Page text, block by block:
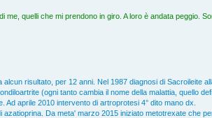
quelli che mi prendono in giro. A loro è andata peggio.
risultato, per 12 anni. Nel 1987 diagnosi di Sacroileite
(ogni tanto cambia il nome della malattia, quello
aprile 2010 intervento di artroprotesi 4° dito mano dx.
Da meta' marzo 2015 iniziato metotrexate che